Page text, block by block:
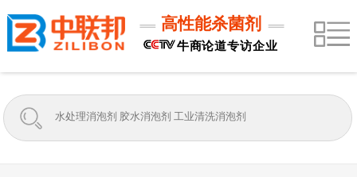
高性能杀菌剂
牛商论道专访企业